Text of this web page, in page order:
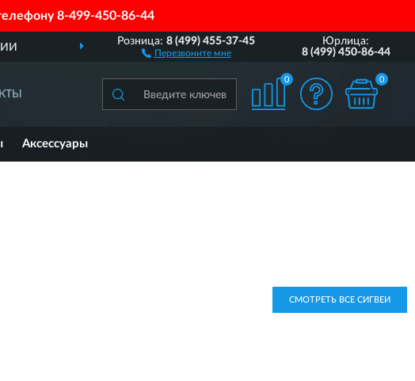
8-499-450-86-44
ДОСТАВИМ ПО ВСЕЙ РОССИИ
Розница:8 (499) 455-37-45
Перезвоните мне
Юрлица:
8 (499) 450-86-44
0 0
Аксессуары
СМОТРЕТЬ ВСЕ СИГВЕИ